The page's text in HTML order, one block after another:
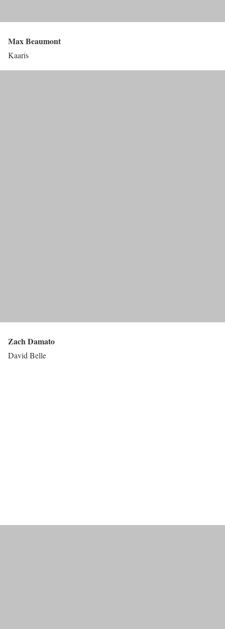
Max Beaumont
Kaaris
Zach Damato
David Belle